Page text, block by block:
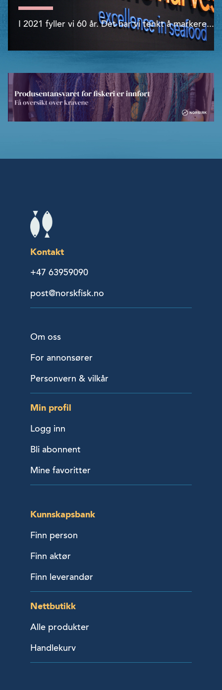
I 2021 fyller vi 60 år. Det har vi tenkt å markere...
Kontakt
+47 63959090
post@norskfisk.no
Om oss
For annonsører
Personvern & vilkår
Min profil
Logg inn
Bli abonnent
Mine favoritter
Kunnskapsbank
Finn person
Finn aktør
Finn leverandør
Nettbutikk
Alle produkter
Handlekurv